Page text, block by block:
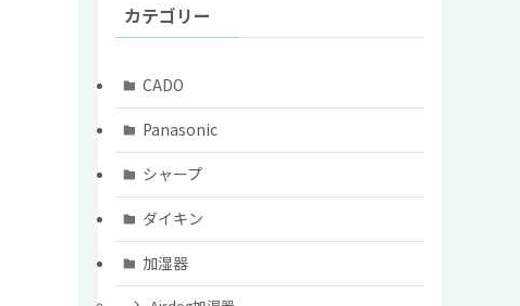
カテゴリー
CADO
Panasonic
シャープ
ダイキン
加湿器